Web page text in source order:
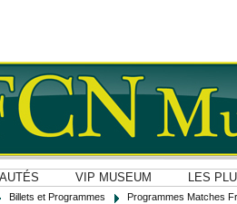
VIP MUSEUM LES
Billets et Programmes Programmes Matches